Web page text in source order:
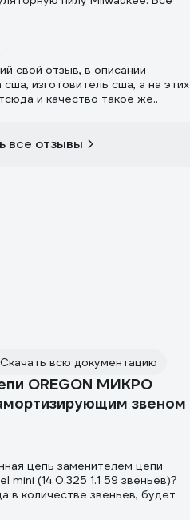
свой отзыв, в описании
изготовитель сша, а на этих
и качество такое же..
все отзывы
Скачать всю документацию
OREGON МИКРО
звеном
цепь заменителем цепи
mini (14 0.325 1.1 59 звеньев)?
в количестве звеньев, будет